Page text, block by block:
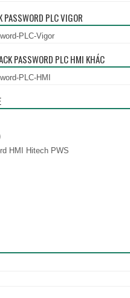
PASSWORD PLC VIGOR
PLC-Vigor
PASSWORD PLC HMI KHÁC
PLC-HMI
HMI Hitech PWS